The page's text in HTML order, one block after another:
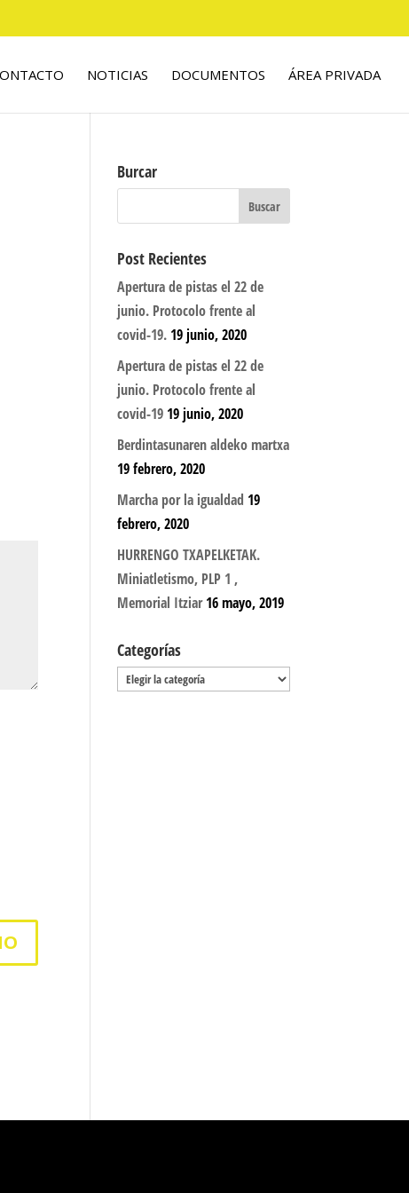
NOTICIAS DOCUMENTOS ÁREA PRIVADA
Burcar
Post Recientes
Apertura de pistas el 22 de
junio. Protocolo frente al
covid-19. 19 junio, 2020
Apertura de pistas el 22 de
junio. Protocolo frente al
covid-19 19 junio, 2020
Berdintasunaren aldeko martxa
19 febrero, 2020
Marcha por la igualdad 19
febrero, 2020
HURRENGO TXAPELKETAK.
Miniatletismo, PLP 1 ,
Memorial Itziar 16 mayo, 2019
Categorías
Categorías